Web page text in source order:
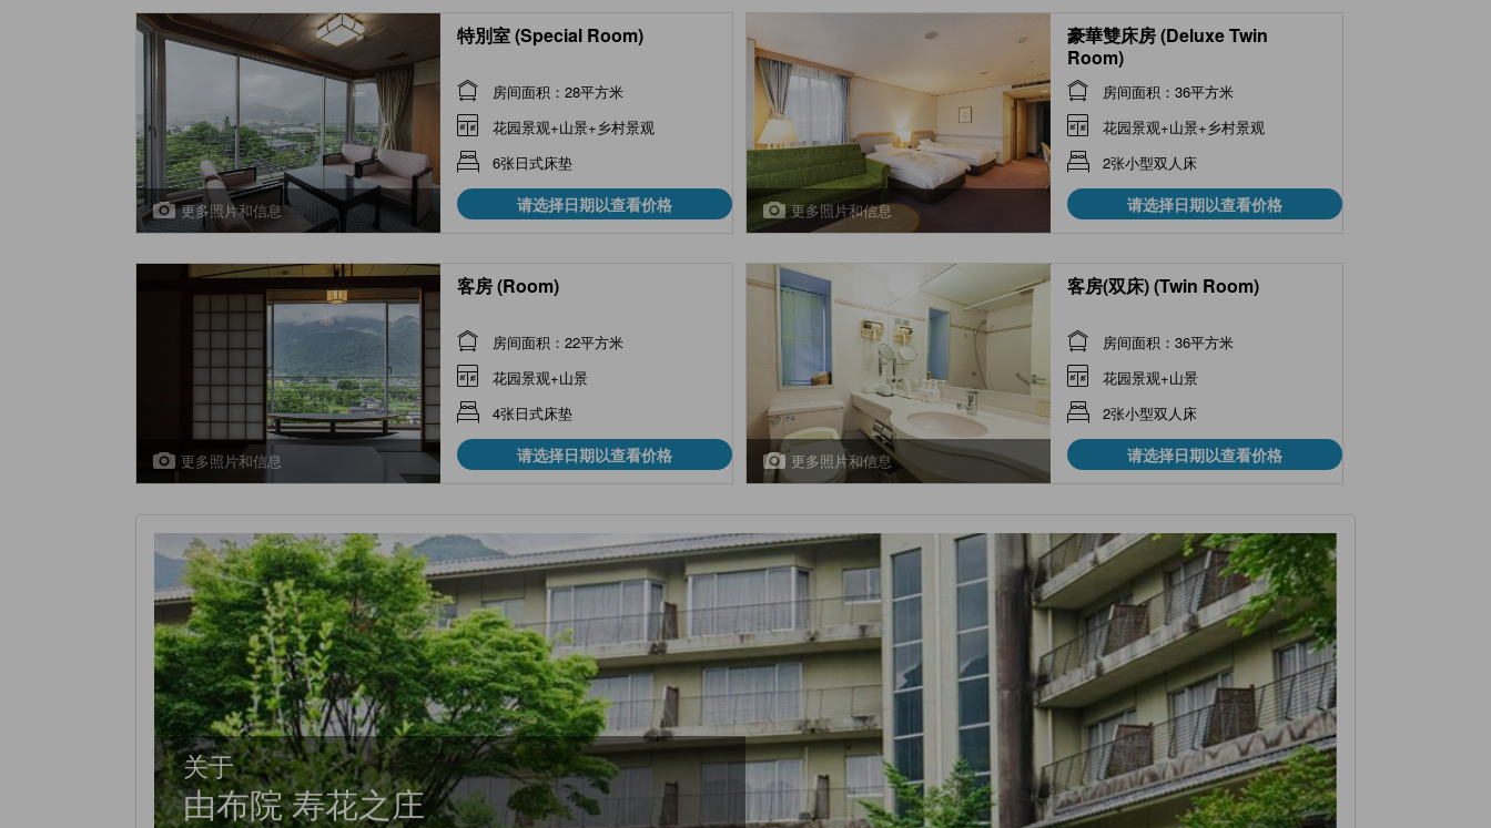
更多照片和信息
特別室 (Special Room)
房间面积：28平方米
花园景观+山景+乡村景观
6张日式床垫
请选择日期以查看价格 更多照片和信息
豪華雙床房 (Deluxe Twin
Room)
房间面积：36平方米
花园景观+山景+乡村景观
2张小型双人床
请选择日期以查看价格
更多照片和信息
客房 (Room)
房间面积：22平方米
花园景观+山景
4张日式床垫
请选择日期以查看价格 更多照片和信息
客房(双床) (Twin Room)
房间面积：36平方米
花园景观+山景
2张小型双人床
请选择日期以查看价格
关于
由布院 寿花之庄